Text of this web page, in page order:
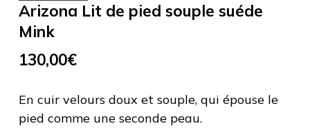
Arizona Lit de pied souple suéde
Mink
130,00€
En cuir velours doux et souple, qui épouse le
pied comme une seconde peau.